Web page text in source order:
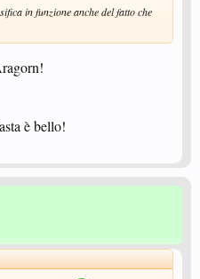
in funzione anche del fatto che
è bello!